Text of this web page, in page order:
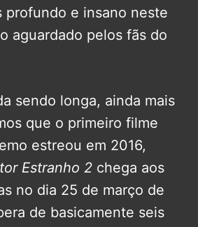
profundo e insano neste
aguardado pelos fãs do
sendo longa, ainda mais
que o primeiro filme
estreou em 2016,
Estranho 2 chega aos
no dia 25 de março de
de basicamente seis